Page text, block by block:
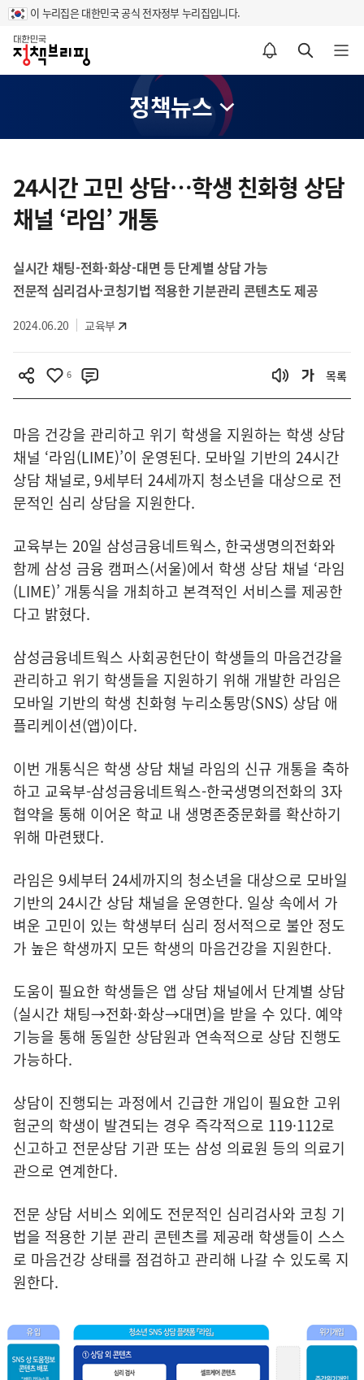
이 누리집은 대한민국 공식 전자정부 누리집입니다.
홈
알림설정 바로가기 검색 바로가기 메뉴 열기
정책뉴스
텐
츠
영
24시간 고민 상담…학생 친화형 상담
채널 ‘라임’ 개통
실시간 채팅-전화·화상-대면 등 단계별 상담 가능
전문적 심리검사·코칭기법 적용한 기분관리 콘텐츠도 제공
2024.06.20 교육부
6 목록
마음 건강을 관리하고 위기 학생을 지원하는 학생 상담
채널 ‘라임(LIME)’이 운영된다. 모바일 기반의 24시간
상담 채널로, 9세부터 24세까지 청소년을 대상으로 전
문적인 심리 상담을 지원한다.
교육부는 20일 삼성금융네트웍스, 한국생명의전화와
함께 삼성 금융 캠퍼스(서울)에서 학생 상담 채널 ‘라임
(LIME)’ 개통식을 개최하고 본격적인 서비스를 제공한
다고 밝혔다.
삼성금융네트웍스 사회공헌단이 학생들의 마음건강을
관리하고 위기 학생들을 지원하기 위해 개발한 라임은
모바일 기반의 학생 친화형 누리소통망(SNS) 상담 애
플리케이션(앱)이다.
이번 개통식은 학생 상담 채널 라임의 신규 개통을 축하
하고 교육부-삼성금융네트웍스-한국생명의전화의 3자
협약을 통해 이어온 학교 내 생명존중문화를 확산하기
위해 마련됐다.
라임은 9세부터 24세까지의 청소년을 대상으로 모바일
기반의 24시간 상담 채널을 운영한다. 일상 속에서 가
벼운 고민이 있는 학생부터 심리 정서적으로 불안 정도
가 높은 학생까지 모든 학생의 마음건강을 지원한다.
도움이 필요한 학생들은 앱 상담 채널에서 단계별 상담
(실시간 채팅→전화·화상→대면)을 받을 수 있다. 예약
기능을 통해 동일한 상담원과 연속적으로 상담 진행도
가능하다.
상담이 진행되는 과정에서 긴급한 개입이 필요한 고위
험군의 학생이 발견되는 경우 즉각적으로 119·112로
신고하고 전문상담 기관 또는 삼성 의료원 등의 의료기
관으로 연계한다.
전문 상담 서비스 외에도 전문적인 심리검사와 코칭 기
법을 적용한 기분 관리 콘텐츠를 제공래 학생들이 스스
로 마음건강 상태를 점검하고 관리해 나갈 수 있도록 지
원한다.